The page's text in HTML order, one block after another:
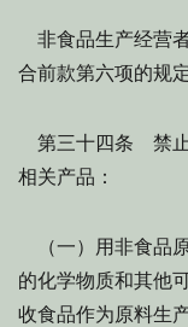
非食品生产经营
合前款第六项的规定
第三十四条 禁止
相关产品：
（一）用非食品
的化学物质和其他
收食品作为原料生